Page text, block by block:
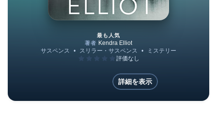
Bone Deep
最も人気
詳細を表示